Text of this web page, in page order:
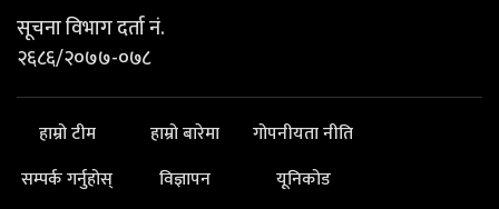
सूचना विभाग दर्ता नं.
२६८६/२०७७-०७८
हाम्रो टीम हाम्रो बारेमा
गोपनीयता नीति
सम्पर्क गर्नुहोस्
विज्ञापन यूनिकोड